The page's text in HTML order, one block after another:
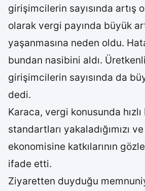
girişimcilerin sayısında artış
olarak vergi payında büyük
yaşanmasına neden oldu.
bundan nasibini aldı.
girişimcilerin sayısında da
dedi.
Karaca, vergi konusunda
standartları yakaladığımızı
ekonomisine katkılarının
ifade etti.
Ziyaretten duyduğu